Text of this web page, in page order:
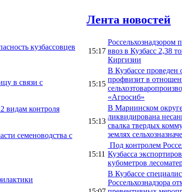
кузбассовцев
в связи с
видам контроля
семеноводства с
Лента новостей
15:17
Россельхознадзором
ввоз в Кузбасс 2,38
Киргизии
15:15
В Кузбассе проведен
профвизит в
«Агросиб»
15:13
В Мариинском округе
ликвидирована
свалка твердых
землях
15:11
Под контролем
Кузбасса
кубометров
В Кузбассе
Россельхознадзора